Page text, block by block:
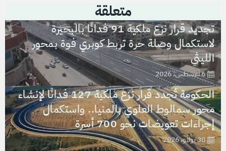
متعلقة
تجديد قرار نزع ملكية 91 فدانًا بالبحيرة
لاستكمال وصلة حرة تربط كوبري فوة بمحور
الليثي
6 أغسطس، 2026
الحكومة تُجدد قرار نزع ملكية 127 فدانًا لإنشاء
محور سمالوط العلوي بالمنيا.. واستكمال
إجراءات تعويضات نحو 700 أسرة
30 يوليو، 2026